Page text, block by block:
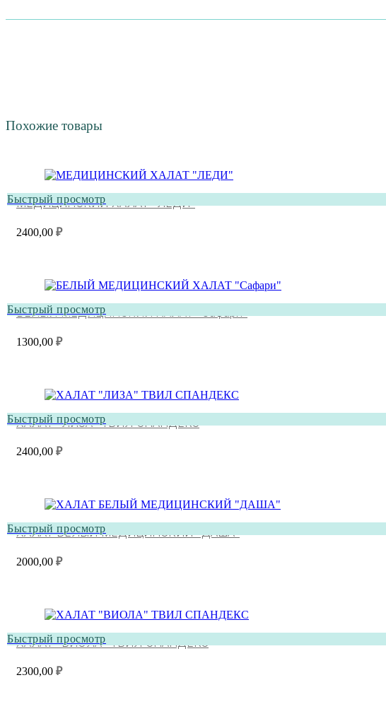
Похожие товары
Быстрый просмотр
МЕДИЦИНСКИЙ ХАЛАТ “ЛЕДИ”
2400,00 ₽
Быстрый просмотр
БЕЛЫЙ МЕДИЦИНСКИЙ ХАЛАТ “Сафари”
1300,00 ₽
Быстрый просмотр
ХАЛАТ “ЛИЗА” ТВИЛ СПАНДЕКС
2400,00 ₽
Быстрый просмотр
ХАЛАТ БЕЛЫЙ МЕДИЦИНСКИЙ “ДАША”
2000,00 ₽
Быстрый просмотр
ХАЛАТ “ВИОЛА” ТВИЛ СПАНДЕКС
2300,00 ₽